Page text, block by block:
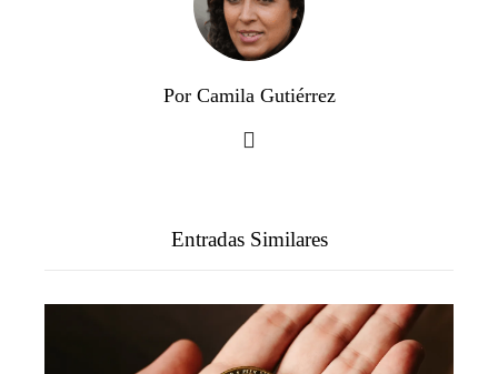
Por Camila Gutiérrez
Entradas Similares